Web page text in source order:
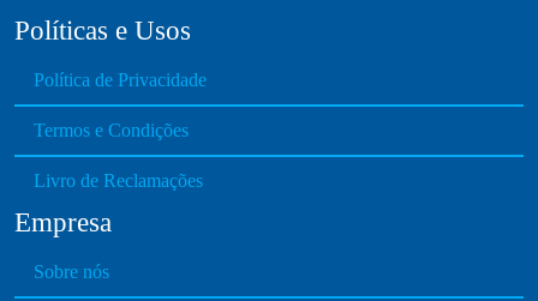
Políticas e Usos
Política de Privacidade
Termos e Condições
Livro de Reclamações
Empresa
Sobre nós